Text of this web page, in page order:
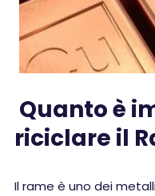
Quanto è
riciclare il
Il rame è uno dei